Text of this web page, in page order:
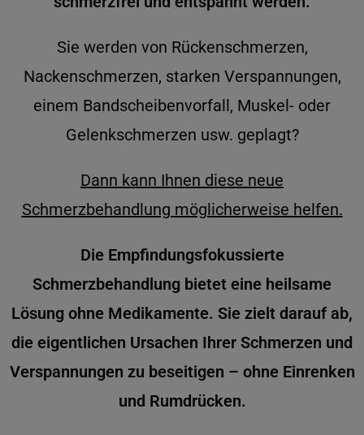
Sie werden von Rückenschmerzen,
Nackenschmerzen, starken Verspannungen,
einem Bandscheibenvorfall, Muskel- oder
Gelenkschmerzen usw. geplagt?
Dann kann Ihnen diese neue
Schmerzbehandlung möglicherweise helfen.
Die Empfindungsfokussierte
Schmerzbehandlung bietet eine heilsame
Lösung ohne Medikamente. Sie zielt darauf ab,
die eigentlichen Ursachen Ihrer Schmerzen und
Verspannungen zu beseitigen – ohne Einrenken
und Rumdrücken.